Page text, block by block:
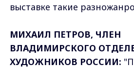
выставке такие
МИХАИЛ ПЕТРОВ, ЧЛЕН
ВЛАДИМИРСКОГО
ХУДОЖНИКОВ РОССИИ: